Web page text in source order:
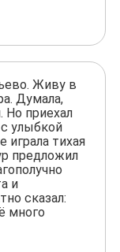
Живу в
Думала,
Но приехал
улыбкой
играла тихая
предложил
и
сказал:
много